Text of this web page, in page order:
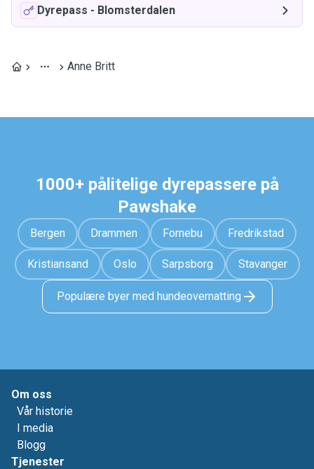
Dyrepass - Blomsterdalen
Anne Britt
1000+ pålitelige dyrepassere på
Pawshake
Bergen Drammen Fornebu Fredrikstad
Kristiansand Oslo Sarpsborg Stavanger
Populære byer med hundeovernatting
Om oss
Vår historie
I media
Blogg
Tjenester